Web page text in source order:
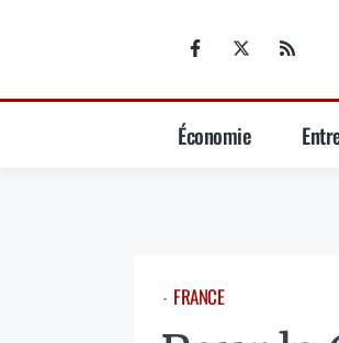
Économie
⋅ FRANCE